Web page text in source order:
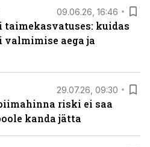
09.06.26, 16:46
taimekasvatuses: kuidas
valmimise aega ja
29.07.26, 09:30
riski ei saa
kanda jätta